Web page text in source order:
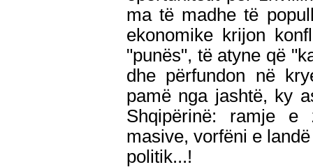
ma të madhe të
ekonomike krijon
"punës", të atyne që
dhe përfundon në
pamë nga jashtë, ky
Shqipërinë: ramje e
masive, vorfëni e
politik...!